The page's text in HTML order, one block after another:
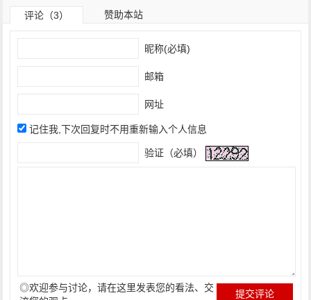
评论（3） 赞助本站
昵称(必填)
邮箱
网址
记住我,下次回复时不用重新输入个人信息
验证（必填）
◎欢迎参与讨论，请在这里发表您的看法、交